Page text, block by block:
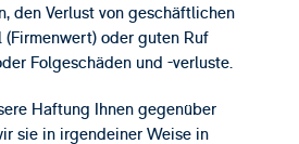
den Verlust von geschäftlichen
oder guten Ruf
Folgeschäden und -verluste.
Haftung Ihnen gegenüber
sie in irgendeiner Weise in